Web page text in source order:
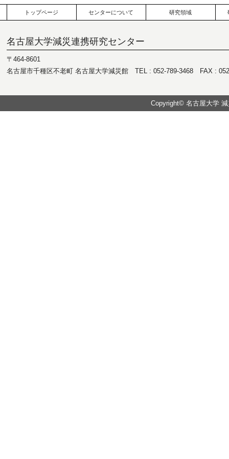
トップページ センターについて 研究領域
名古屋大学減災連携研究センター
〒464-8601
名古屋市千種区不老町 名古屋大学減災館 TEL : 052-789-3468 FAX :
Copyright© 名古屋大学